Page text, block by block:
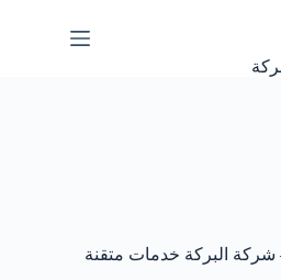
البركة خدمات متقنة